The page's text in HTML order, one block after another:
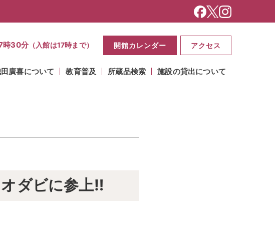
時30分 （入館は17時まで） 開館カレンダー アクセス
廣喜について 教育普及 所蔵品検索 施設の貸出について
ダビに参上‼